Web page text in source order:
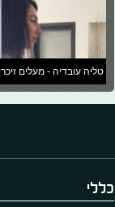
טליה עובדיה - מעלים
כללי